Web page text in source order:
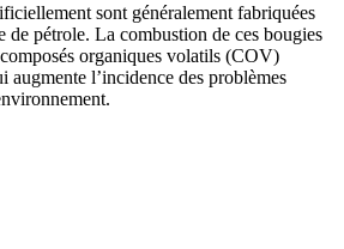
sont généralement fabriquées
de pétrole. La combustion de ces bougies
organiques volatils (COV)
augmente l’incidence des problèmes